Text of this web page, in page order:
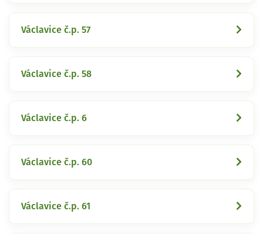
Václavice č.p. 57
Václavice č.p. 58
Václavice č.p. 6
Václavice č.p. 60
Václavice č.p. 61